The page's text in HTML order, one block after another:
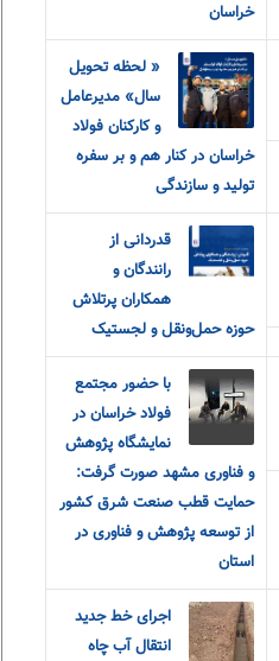
خراسان
« لحظه تحویل
سال» مدیرعامل
و‌ کارکنان فولاد
خراسان در کنار هم و بر سفره
تولید و سازندگی
قدردانی از
رانندگان و
همکاران پرتلاش
حوزه حمل‌ونقل و لجستیک
با حضور مجتمع
فولاد خراسان در
نمایشگاه پژوهش
و فناوری مشهد صورت گرفت:
حمایت قطب صنعت شرق کشور
از توسعه پژوهش و فناوری در
استان
اجرای خط جدید
انتقال آب چاه